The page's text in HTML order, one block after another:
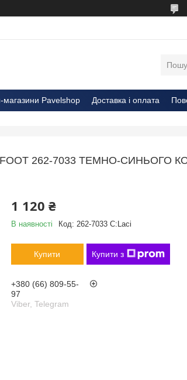
Pavelshop Доставка і оплата
262-7033 ТЕМНО-СИНЬОГО
1 120 ₴
В наявності Код: 262-7033 C:Laci
Купити Купити з
+380 (66) 809-55-
97
Viber, Telegram